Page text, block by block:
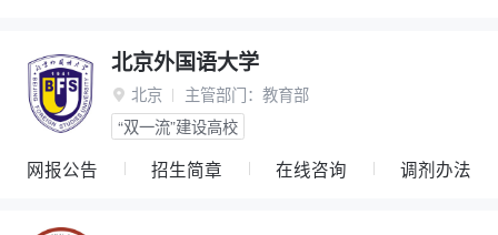
北京外国语大学
 北京 主管部门： 教育部
“双一流”建设高校
网报公告 招生简章 在线咨询 调剂办法